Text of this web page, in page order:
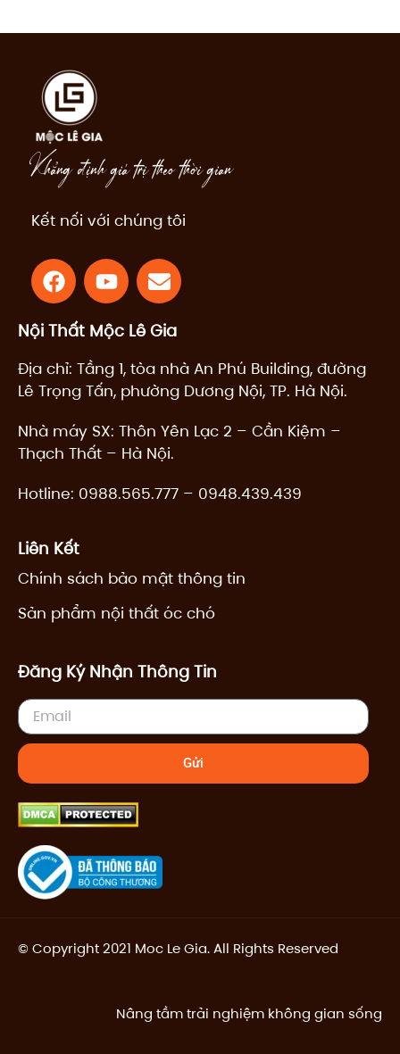
Khẳng định giá trị theo thời gian
Kết nối với chúng tôi
F
a
e
b
o
o
k
Y
o
t
b
e
E
n
e
o
p
e
Nội Thất Mộc Lê Gia
Địa chỉ: Tầng 1, tòa nhà An Phú Building, đường
Lê Trọng Tấn, phường Dương Nội, TP. Hà Nội.
Nhà máy SX: Thôn Yên Lạc 2 – Cần Kiệm –
Thạch Thất – Hà Nội.
Hotline: 0988.565.777 – 0948.439.439
Liên Kết
Chính sách bảo mật thông tin
Sản phẩm nội thất óc chó
Đăng Ký Nhận Thông Tin
Email
Gửi
© Copyright 2021 Moc Le Gia. All Rights Reserved
Nâng tầm trải nghiệm không gian sống